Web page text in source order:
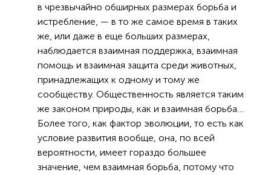
в чрезвычайно обширных размерах борьба и
истребление, — в то же самое время в таких
же, или даже в еще больших размерах,
наблюдается взаимная поддержка, взаимная
помощь и взаимная защита среди животных,
принадлежащих к одному и тому же
сообществу. Общественность является таким
же законом природы, как и взаимная борьба…
Более того, как фактор эволюции, то есть как
условие развития вообще, она, по всей
вероятности, имеет гораздо большее
значение, чем взаимная борьба, потому что